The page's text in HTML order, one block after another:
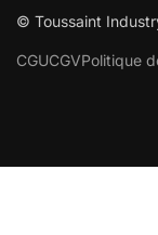
© Toussaint
CGUCGVPolitique